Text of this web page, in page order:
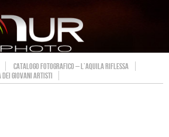
CATALOGO FOTOGRAFICO – L’AQUILA RIFLESSA
DEI GIOVANI ARTISTI